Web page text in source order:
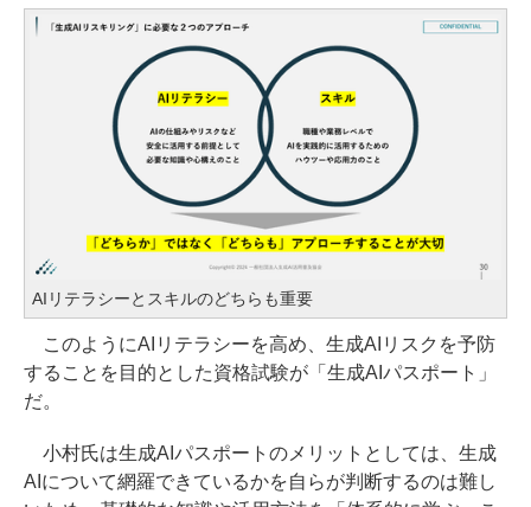
AIリテラシーとスキルのどちらも重要
このようにAIリテラシーを高め、生成AIリスクを予防
することを目的とした資格試験が「生成AIパスポート」
だ。
小村氏は生成AIパスポートのメリットとしては、生成
AIについて網羅できているかを自らが判断するのは難し